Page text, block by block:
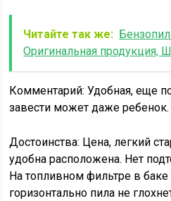
Читайте так же:
Оригинальная продукция,
Комментарий: Удобная, еще
завести может даже ребенок.
Достоинства: Цена, легкий
удобна расположена. Нет
На топливном фильтре в
горизонтально пила не